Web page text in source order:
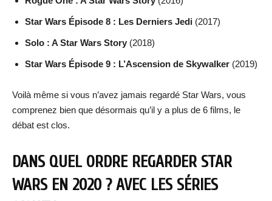
Star Wars Épisode 8 : Les Derniers Jedi (2017)
Solo : A Star Wars Story (2018)
Star Wars Épisode 9 : L’Ascension de Skywalker (2019)
Voilà même si vous n’avez jamais regardé Star Wars, vous
comprenez bien que désormais qu’il y a plus de 6 films, le
débat est clos.
DANS QUEL ORDRE REGARDER STAR
WARS EN 2020 ? AVEC LES SÉRIES